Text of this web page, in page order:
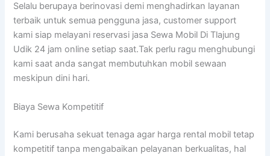
Selalu berupaya berinovasi demi menghadirkan layanan
terbaik untuk semua pengguna jasa, customer support
kami siap melayani reservasi jasa Sewa Mobil Di Tlajung
Udik 24 jam online setiap saat.Tak perlu ragu menghubungi
kami saat anda sangat membutuhkan mobil sewaan
meskipun dini hari.
Biaya Sewa Kompetitif
Kami berusaha sekuat tenaga agar harga rental mobil tetap
kompetitif tanpa mengabaikan pelayanan berkualitas, hal